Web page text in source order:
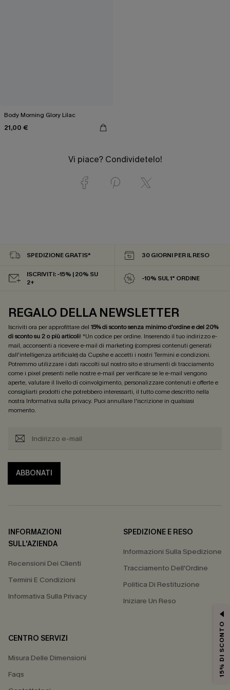
Body Morning Glory Lilac
21,00 €
Vi piace? Condividetelo!
SPEDIZIONE GRATIS* 30 GIORNI PER IL RESO
ISCRIVITI: -15% | 20% SU
2+
-10% SUL 1° ORDINE
REGALO DELLA NEWSLETTER
Iscriviti ora per approfittare del 15% di sconto senza minimo d'ordine e del 20%
di sconto su 2 o più articoli! *Un codice per ordine. Inserendo il tuo indirizzo e-
mail, acconsenti a ricevere e-mail di marketing (compresi contenuti generati
dall'intelligenza artificiale) da Cupshe e accetti i nostri Termini e condizioni.
Potremmo utilizzare i dati raccolti sul nostro sito e strumenti di tracciamento
come i pixel presenti nelle nostre e-mail per verificare se le e-mail vengono
aperte, valutare il livello di coinvolgimento, personalizzare contenuti e offerte e
consigliarti prodotti che potrebbero interessarti, il tutto come descritto nella
nostra Informativa sulla privacy. Puoi annullare l'iscrizione in qualsiasi
momento.
ABBONATI
INFORMAZIONI
SULL'AZIENDA
Recensioni Dei Clienti
Termini E Condizioni
Informativa Sulla Privacy
SPEDIZIONE E RESO
Informazioni Sulla Spedizione
Tracciamento Dell'Ordine
Politica Di Restituzione
Iniziare Un Reso
CENTRO SERVIZI
Misura Delle Dimensioni
Faqs
15% DI SCONTO